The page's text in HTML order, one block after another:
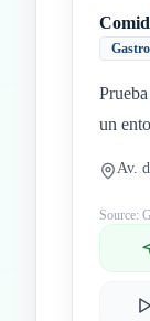
un
Av.
Source: